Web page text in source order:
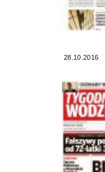
28.10.2016